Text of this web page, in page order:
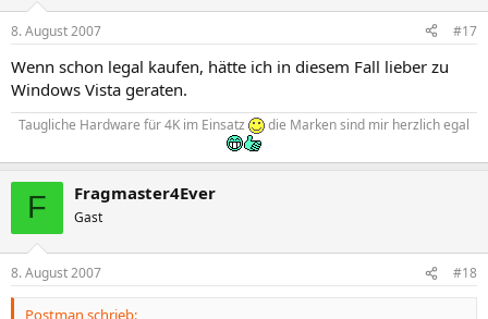
8. August 2007 #17
Wenn schon legal kaufen, hätte ich in diesem Fall lieber zu
Windows Vista geraten.
Taugliche Hardware für 4K im Einsatz die Marken sind mir herzlich egal
F Fragmaster4Ever
Gast
8. August 2007 #18
Postman schrieb: